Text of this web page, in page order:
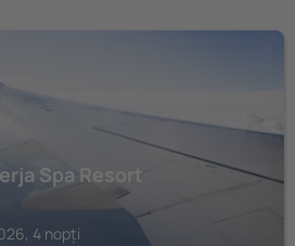
Spa Resort
4 nopți